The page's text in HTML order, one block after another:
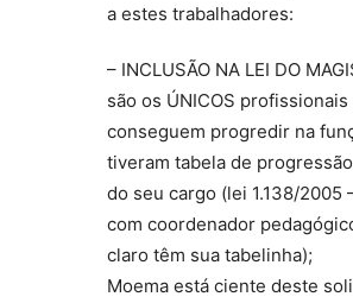
a estes trabalhadores:
– INCLUSÃO NA LEI DO
são os ÚNICOS profissionais
conseguem progredir na
tiveram tabela de
do seu cargo (lei 1.138/2005
com coordenador
claro têm sua tabelinha);
Moema está ciente deste